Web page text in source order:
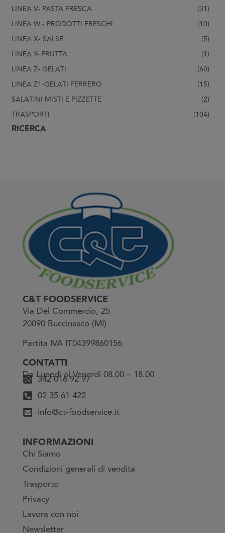
LINEA V- PASTA FRESCA
(31)
LINEA W - PRODOTTI FRESCHI
(10)
LINEA X- SALSE
(5)
LINEA Y- FRUTTA
(1)
LINEA Z- GELATI
(60)
LINEA Z1-GELATI FERRERO
(15)
SALATINI MISTI E PIZZETTE
(2)
TRASPORTI
(104)
RICERCA
C&T FOODSERVICE
Via Del Commercio, 25
20090 Buccinasco (MI)
Partita IVA IT04399860156
CONTATTI
Da Lunedì al Venerdì 08.00 – 18.00
342 016 92 97
02 35 61 422
info@ct-foodservice.it
INFORMAZIONI
Chi Siamo
Condizioni generali di vendita
Trasporto
Privacy
Lavora con noi
Newsletter